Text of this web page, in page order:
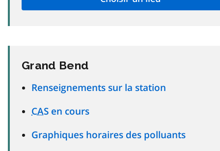
Grand Bend
Renseignements sur la station
CAS en cours
Graphiques horaires des polluants